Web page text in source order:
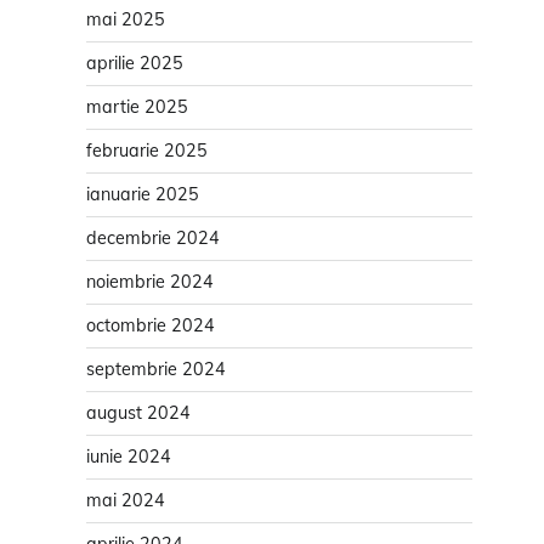
mai 2025
aprilie 2025
martie 2025
februarie 2025
ianuarie 2025
decembrie 2024
noiembrie 2024
octombrie 2024
septembrie 2024
august 2024
iunie 2024
mai 2024